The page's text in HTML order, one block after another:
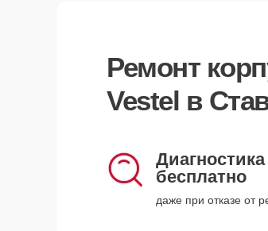
Ремонт
Vestel в
Диагностика
бесплатно
даже при отказе от